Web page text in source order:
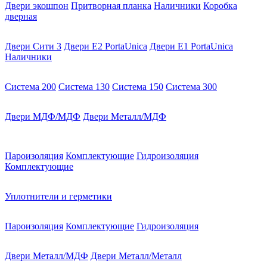
Двери экошпон Притворная планка Наличники Коробка
дверная
Двери Сити 3 Двери E2 PortaUnica Двери E1 PortaUnica
Наличники
Система 200 Система 130 Система 150 Система 300
Двери МДФ/МДФ Двери Металл/МДФ
Пароизоляция Комплектующие Гидроизоляция
Комплектующие
Уплотнители и герметики
Пароизоляция Комплектующие Гидроизоляция
Двери Металл/МДФ Двери Металл/Металл